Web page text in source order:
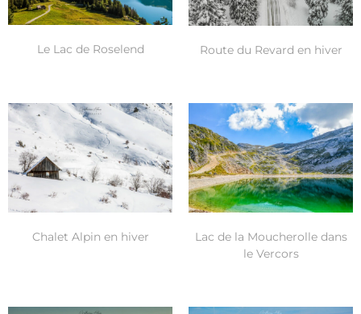
Le Lac de Roselend Route du Revard en hiver
Chalet Alpin en hiver
Lac de la Moucherolle dans
le Vercors